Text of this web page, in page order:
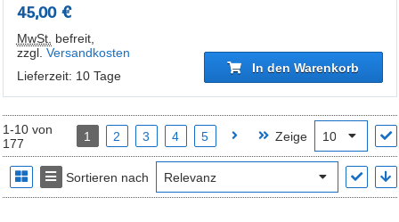
45,00 €
MwSt. befreit,
zzgl. Versandkosten
Lieferzeit: 10 Tage
In den Warenkorb
1-10 von
177
1 2 3 4 5 Zeige
Sortieren nach